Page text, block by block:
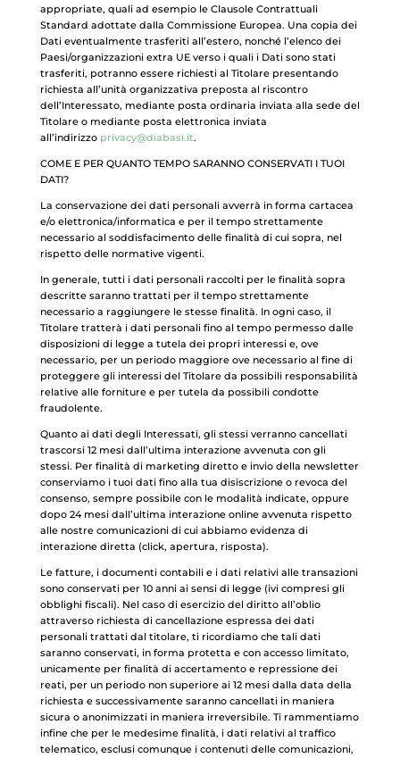
appropriate, quali ad esempio le Clausole Contrattuali
Standard adottate dalla Commissione Europea. Una copia dei
Dati eventualmente trasferiti all’estero, nonché l’elenco dei
Paesi/organizzazioni extra UE verso i quali i Dati sono stati
trasferiti, potranno essere richiesti al Titolare presentando
richiesta all’unità organizzativa preposta al riscontro
dell’Interessato, mediante posta ordinaria inviata alla sede del
Titolare o mediante posta elettronica inviata
all’indirizzo privacy@diabasi.it.
COME E PER QUANTO TEMPO SARANNO CONSERVATI I TUOI
DATI?
La conservazione dei dati personali avverrà in forma cartacea
e/o elettronica/informatica e per il tempo strettamente
necessario al soddisfacimento delle finalità di cui sopra, nel
rispetto delle normative vigenti.
In generale, tutti i dati personali raccolti per le finalità sopra
descritte saranno trattati per il tempo strettamente
necessario a raggiungere le stesse finalità. In ogni caso, il
Titolare tratterà i dati personali fino al tempo permesso dalle
disposizioni di legge a tutela dei propri interessi e, ove
necessario, per un periodo maggiore ove necessario al fine di
proteggere gli interessi del Titolare da possibili responsabilità
relative alle forniture e per tutela da possibili condotte
fraudolente.
Quanto ai dati degli Interessati, gli stessi verranno cancellati
trascorsi 12 mesi dall’ultima interazione avvenuta con gli
stessi. Per finalità di marketing diretto e invio della newsletter
conserviamo i tuoi dati fino alla tua disiscrizione o revoca del
consenso, sempre possibile con le modalità indicate, oppure
dopo 24 mesi dall’ultima interazione online avvenuta rispetto
alle nostre comunicazioni di cui abbiamo evidenza di
interazione diretta (click, apertura, risposta).
Le fatture, i documenti contabili e i dati relativi alle transazioni
sono conservati per 10 anni ai sensi di legge (ivi compresi gli
obblighi fiscali). Nel caso di esercizio del diritto all’oblio
attraverso richiesta di cancellazione espressa dei dati
personali trattati dal titolare, ti ricordiamo che tali dati
saranno conservati, in forma protetta e con accesso limitato,
unicamente per finalità di accertamento e repressione dei
reati, per un periodo non superiore ai 12 mesi dalla data della
richiesta e successivamente saranno cancellati in maniera
sicura o anonimizzati in maniera irreversibile. Ti rammentiamo
infine che per le medesime finalità, i dati relativi al traffico
telematico, esclusi comunque i contenuti delle comunicazioni,